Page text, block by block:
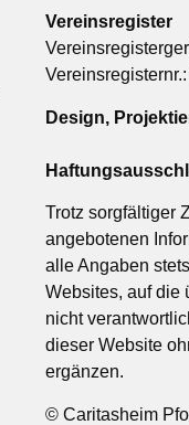
Vereinsregister
Design,
Trotz sorgfältiger
angebotenen
alle Angaben
Websites, auf die
nicht
dieser Website
ergänzen.
© Caritasheim